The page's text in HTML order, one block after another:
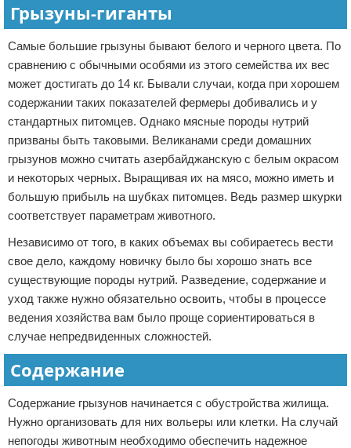
Грызуны-гиганты
Самые большие грызуны бывают белого и черного цвета. По
сравнению с обычными особями из этого семейства их вес
может достигать до 14 кг. Бывали случаи, когда при хорошем
содержании таких показателей фермеры добивались и у
стандартных питомцев. Однако мясные породы нутрий
призваны быть таковыми. Великанами среди домашних
грызунов можно считать азербайджанскую с белым окрасом
и некоторых черных. Выращивая их на мясо, можно иметь и
большую прибыль на шубках питомцев. Ведь размер шкурки
соответствует параметрам животного.
Независимо от того, в каких объемах вы собираетесь вести
свое дело, каждому новичку было бы хорошо знать все
существующие породы нутрий. Разведение, содержание и
уход также нужно обязательно освоить, чтобы в процессе
ведения хозяйства вам было проще сориентироваться в
случае непредвиденных сложностей.
Содержание
Содержание грызунов начинается с обустройства жилища.
Нужно организовать для них вольеры или клетки. На случай
непогоды животным необходимо обеспечить надежное